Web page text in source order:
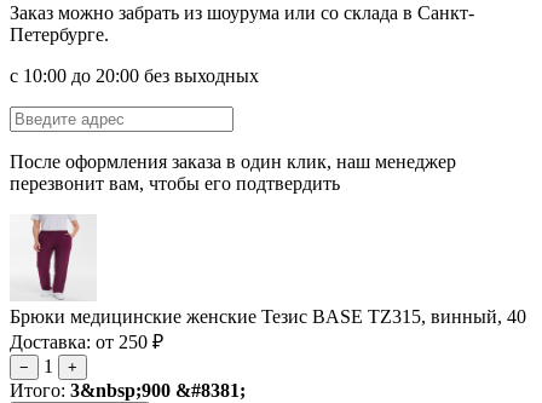
Заказ можно забрать из шоурума или со склада в Санкт-
Петербурге.
с 10:00 до 20:00 без выходных
После оформления заказа в один клик, наш менеджер
перезвонит вам, чтобы его подтвердить
Брюки медицинские женские Тезис BASE TZ315, винный, 40
Доставка: от 250 ₽
− 1 +
Итого: 3&nbsp;900 &#8381;